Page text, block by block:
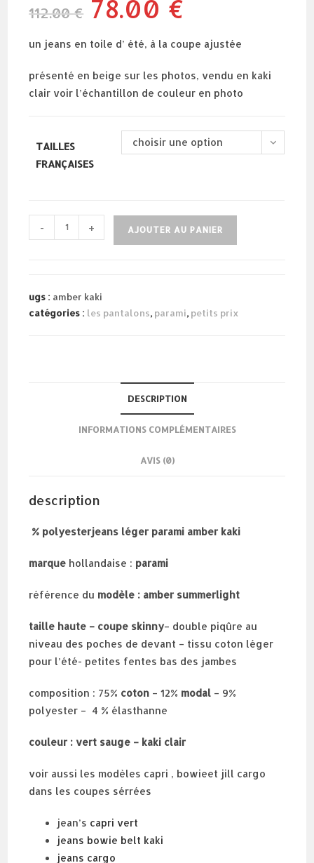
112.00€
prix
initial
112.00 €.
78.00 €
78.00 €.
un jeans en toile d’ été, à la coupe ajustée
présenté en beige sur les photos, vendu en kaki
clair voir l’échantillon de couleur en photo
TAILLES
FRANÇAISES
choisir une option
quantité
de
kaki
- + AJOUTER AU PANIER
ugs : amber kaki
catégories : les pantalons, parami, petits prix
DESCRIPTION
INFORMATIONS COMPLÉMENTAIRES
AVIS (0)
description
% polyesterjeans léger parami amber kaki
marque hollandaise : parami
référence du modèle : amber summerlight
taille haute – coupe skinny– double piqûre au
niveau des poches de devant – tissu coton léger
pour l’été- petites fentes bas des jambes
composition : 75% coton – 12% modal – 9%
polyester – 4 % élasthanne
couleur : vert sauge – kaki clair
voir aussi les modèles capri , bowieet jill cargo
dans les coupes sérrées
jean’s capri vert
jeans bowie belt kaki
jeans cargo